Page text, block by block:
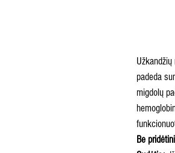
padeda
migdolų
Be